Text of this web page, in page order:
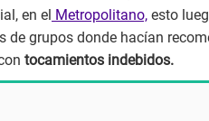
en el Metropolitano, esto
grupos donde hacían
tocamientos indebidos.